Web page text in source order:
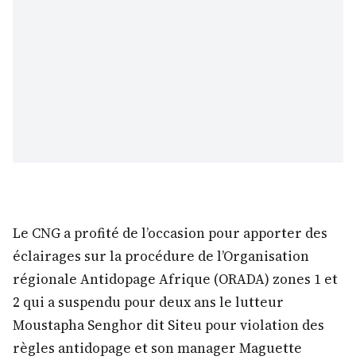
Le CNG a profité de l’occasion pour apporter des
éclairages sur la procédure de l’Organisation
régionale Antidopage Afrique (ORADA) zones 1 et
2 qui a suspendu pour deux ans le lutteur
Moustapha Senghor dit Siteu pour violation des
règles antidopage et son manager Maguette